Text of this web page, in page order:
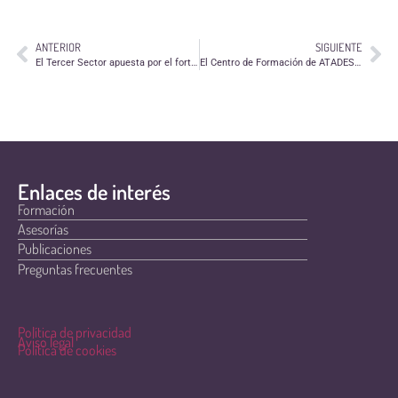
ANTERIOR SIGUIENTE
Enlaces de interés
Formación
Asesorías
Publicaciones
Preguntas frecuentes
Política de privacidad
Aviso legal
Política de cookies